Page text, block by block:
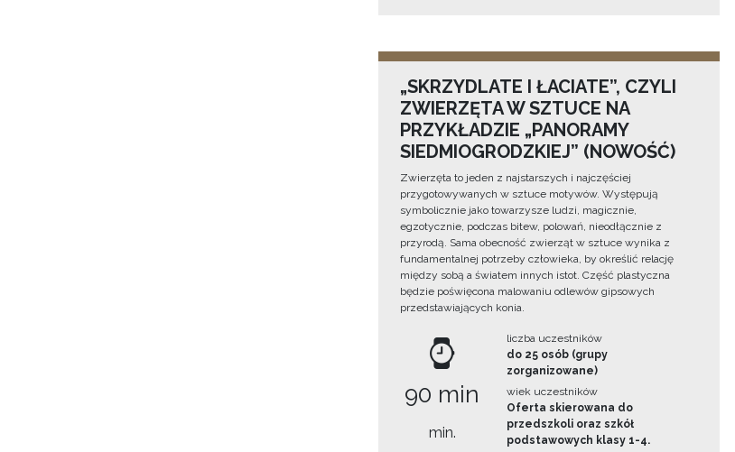
„SKRZYDLATE I ŁACIATE”, CZYLI
ZWIERZĘTA W SZTUCE NA
PRZYKŁADZIE „PANORAMY
SIEDMIOGRODZKIEJ” (NOWOŚĆ)
Zwierzęta to jeden z najstarszych i najczęściej
przygotowywanych w sztuce motywów. Występują
symbolicznie jako towarzysze ludzi, magicznie,
egzotycznie, podczas bitew, polowań, nieodłącznie z
przyrodą. Sama obecność zwierząt w sztuce wynika z
fundamentalnej potrzeby człowieka, by określić relację
między sobą a światem innych istot. Część plastyczna
będzie poświęcona malowaniu odlewów gipsowych
przedstawiających konia.
90 min
min.
liczba uczestników
do 25 osób (grupy
zorganizowane)
wiek uczestników
Oferta skierowana do
przedszkoli oraz szkół
podstawowych klasy 1-4.